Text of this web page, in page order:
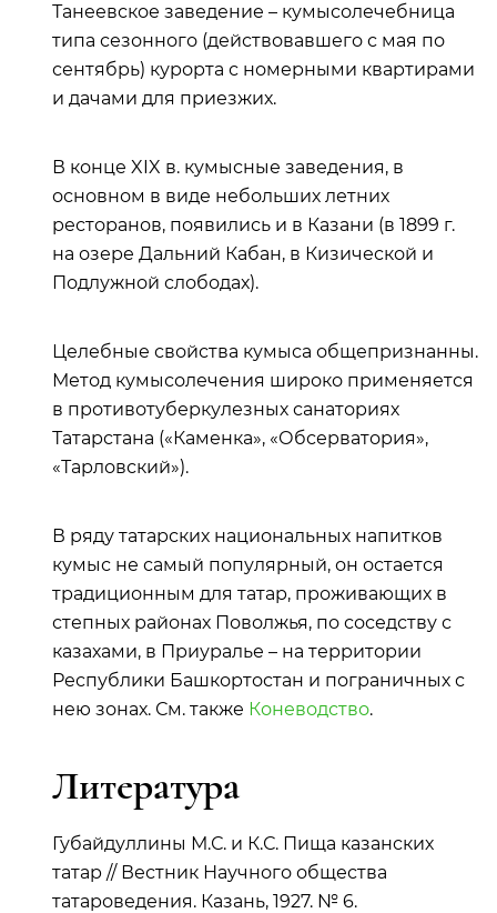
Танеевское заведение – кумысолечебница
типа сезонного (действовавшего с мая по
сентябрь) курорта с номерными квартирами
и дачами для приезжих.
В конце XIX в. кумысные заведения, в
основном в виде небольших летних
ресторанов, появились и в Казани (в 1899 г.
на озере Дальний Кабан, в Кизической и
Подлужной слободах).
Целебные свойства кумыса общепризнанны.
Метод кумысолечения широко применяется
в противотуберкулезных санаториях
Татарстана («Каменка», «Обсерватория»,
«Тарловский»).
В ряду татарских национальных напитков
кумыс не самый популярный, он остается
традиционным для татар, проживающих в
степных районах Поволжья, по соседству с
казахами, в Приуралье – на территории
Республики Башкортостан и пограничных с
нею зонах. См. также Коневодство.
Литература
Губайдуллины М.С. и К.С. Пища казанских
татар // Вестник Научного общества
татароведения. Казань, 1927. № 6.